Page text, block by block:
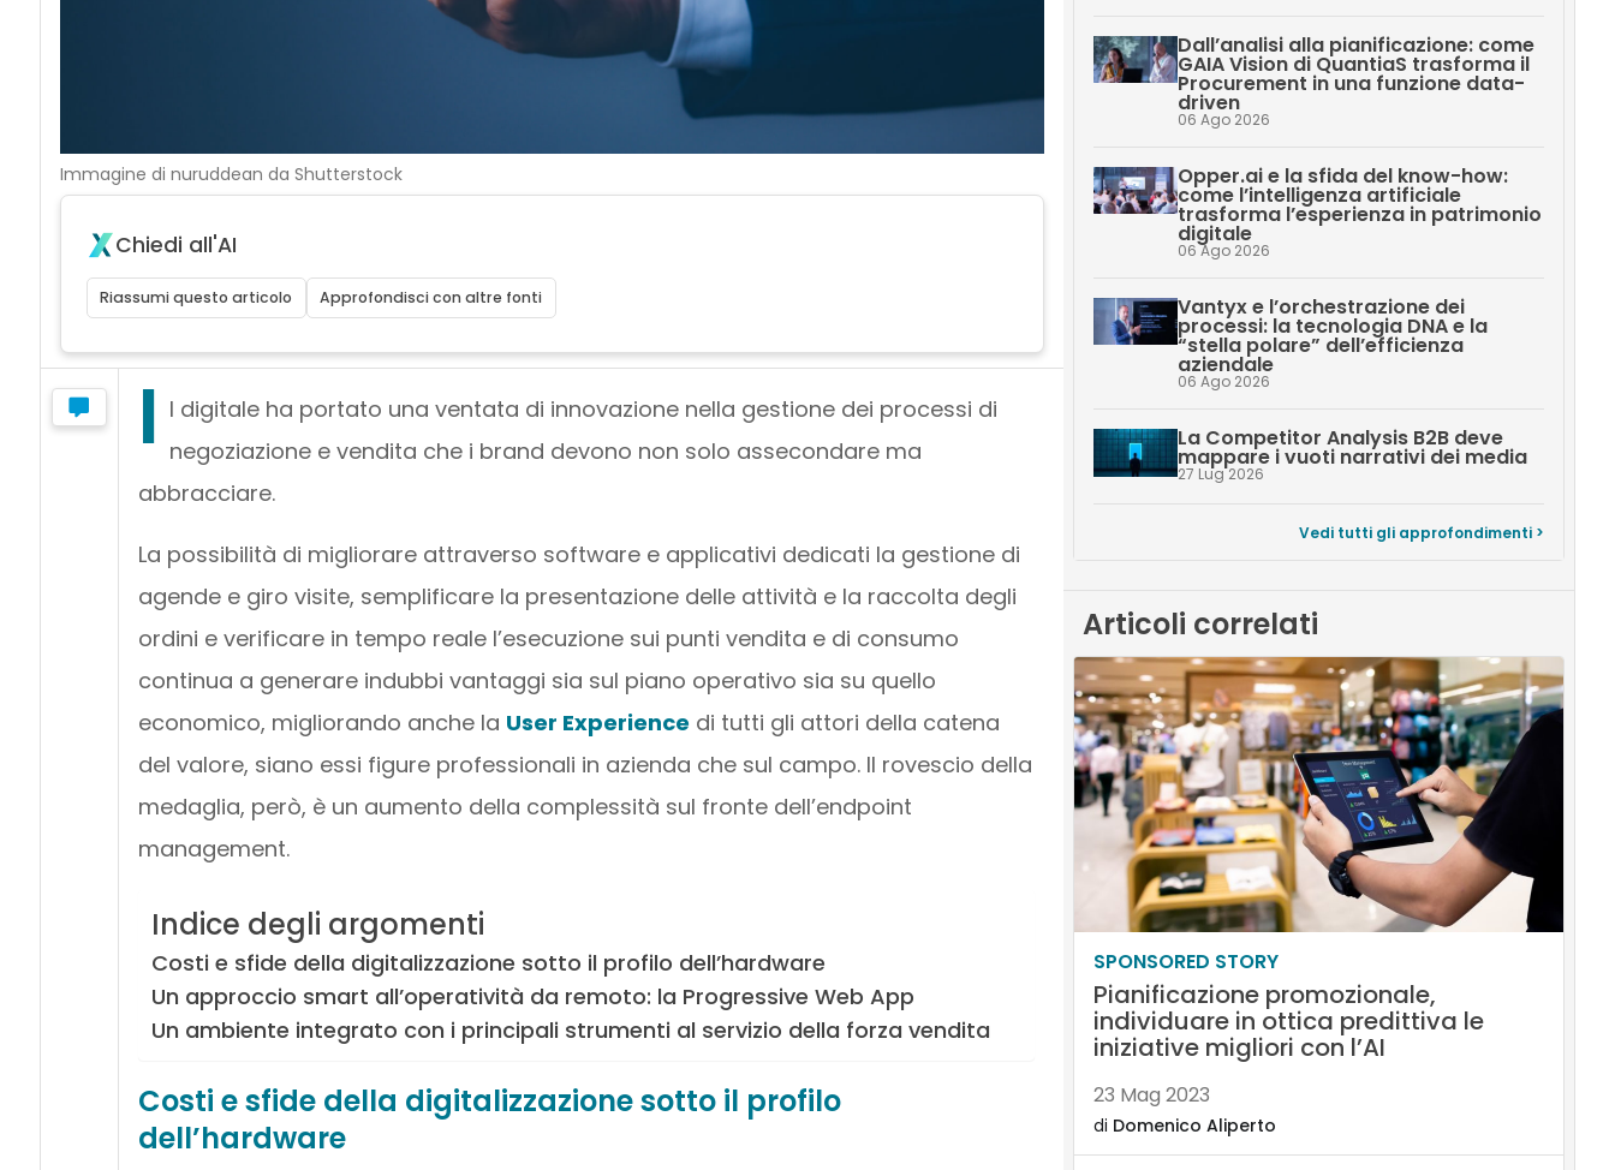
Immagine di nuruddean da Shutterstock
Chiedi all'AI
Riassumi questo articolo Approfondisci con altre fonti
I l digitale ha portato una ventata di innovazione nella gestione dei processi di
negoziazione e vendita che i brand devono non solo assecondare ma
abbracciare.
La possibilità di migliorare attraverso software e applicativi dedicati la gestione di
agende e giro visite, semplificare la presentazione delle attività e la raccolta degli
ordini e verificare in tempo reale l’esecuzione sui punti vendita e di consumo
continua a generare indubbi vantaggi sia sul piano operativo sia su quello
economico, migliorando anche la User Experience di tutti gli attori della catena
del valore, siano essi figure professionali in azienda che sul campo. Il rovescio della
medaglia, però, è un aumento della complessità sul fronte dell’endpoint
management.
Indice degli argomenti
Costi e sfide della digitalizzazione sotto il profilo dell’hardware
Un approccio smart all’operatività da remoto: la Progressive Web App
Un ambiente integrato con i principali strumenti al servizio della forza vendita
Costi e sfide della digitalizzazione sotto il profilo
dell’hardware
Dall’analisi alla pianificazione: come
GAIA Vision di QuantiaS trasforma il
Procurement in una funzione data-
driven
06 Ago 2026
Opper.ai e la sfida del know-how:
come l’intelligenza artificiale
trasforma l’esperienza in patrimonio
digitale
06 Ago 2026
Vantyx e l’orchestrazione dei
processi: la tecnologia DNA e la
“stella polare” dell’efficienza
aziendale
06 Ago 2026
La Competitor Analysis B2B deve
mappare i vuoti narrativi dei media
27 Lug 2026
Vedi tutti gli approfondimenti >
Articoli correlati
SPONSORED STORY
Pianificazione promozionale,
individuare in ottica predittiva le
iniziative migliori con l’AI
23 Mag 2023
di Domenico Aliperto